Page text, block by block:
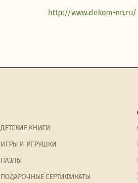
http://www.dekom-nn.ru/
ДЕТСКИЕ КНИГИ
ИГРЫ И ИГРУШКИ
ПАЗЛЫ
ПОДАРОЧНЫЕ СЕРТИФИКАТЫ